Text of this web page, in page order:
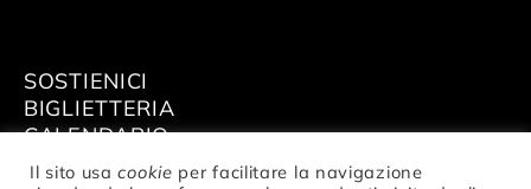
SOSTIENICI
BIGLIETTERIA
CALENDARIO
AFFITTA GLI SPAZI
Il sito usacookie per facilitare la navigazione